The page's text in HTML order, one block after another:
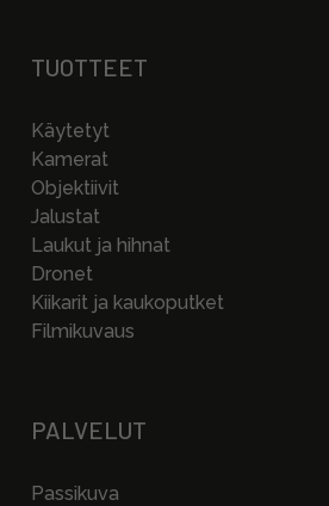
TUOTTEET
Käytetyt
Kamerat
Objektiivit
Jalustat
Laukut ja hihnat
Dronet
Kiikarit ja kaukoputket
Filmikuvaus
PALVELUT
Passikuva